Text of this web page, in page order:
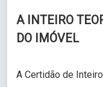
A INTEIRO
DO IMÓVEL
A Certidão de